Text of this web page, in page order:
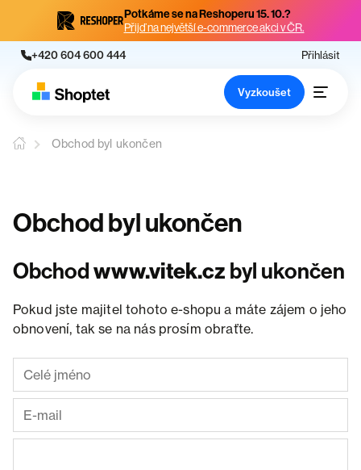
Potkáme se na Reshoperu 15. 10.?
Přijď na největší e-commerce akci v ČR.
+420 604 600 444 Přihlásit
Vyzkoušet
Obchod byl ukončen
Obchod byl ukončen
Obchodwww.vitek.cz byl ukončen
Pokud jste majitel tohoto e-shopu a máte zájem o jeho
obnovení, tak se na nás prosím obraťte.